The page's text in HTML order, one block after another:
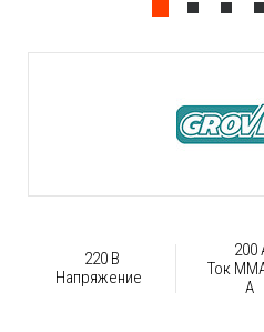
220 В
Напряжение
200
Ток
А